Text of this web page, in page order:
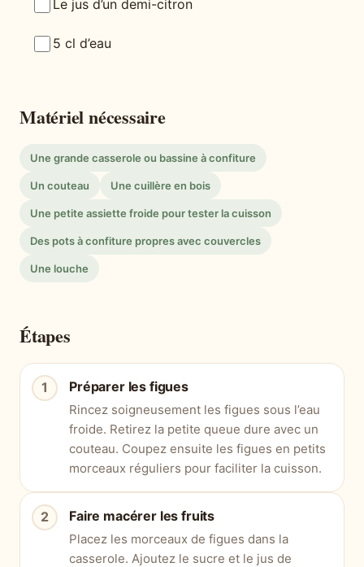
Le jus d’un demi-citron
5 cl d’eau
Matériel nécessaire
Une grande casserole ou bassine à confiture
Un couteau Une cuillère en bois
Une petite assiette froide pour tester la cuisson
Des pots à confiture propres avec couvercles
Une louche
Étapes
Préparer les figues
Rincez soigneusement les figues sous l’eau
froide. Retirez la petite queue dure avec un
couteau. Coupez ensuite les figues en petits
morceaux réguliers pour faciliter la cuisson.
Faire macérer les fruits
Placez les morceaux de figues dans la
casserole. Ajoutez le sucre et le jus de